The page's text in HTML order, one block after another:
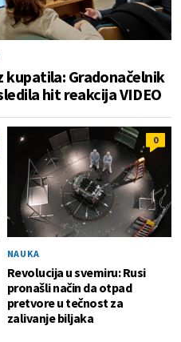
kupatila: Gradonačelnik
hit reakcija VIDEO
0
NAUKA
Revolucija u svemiru: Rusi
pronašli način da otpad
pretvore u tečnost za
zalivanje biljaka